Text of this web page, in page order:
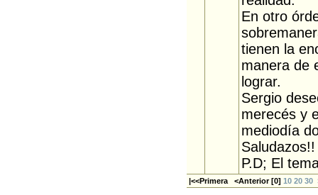
En otro
tienen la
manera de
lograr.
Sergio
merecés y
mediodía
Saludazos!!
P.D; El
|<<Primera <Anterior [0] 10 20 30